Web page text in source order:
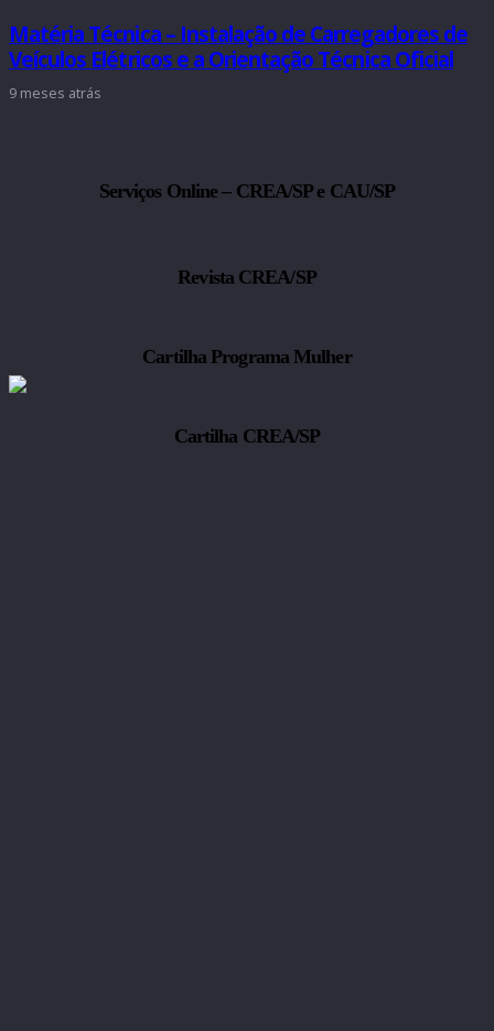
Matéria Técnica – Instalação de Carregadores de
Veículos Elétricos e a Orientação Técnica Oficial
9 meses atrás
Serviços Online – CREA/SP e CAU/SP
Revista CREA/SP
Cartilha Programa Mulher
Cartilha CREA/SP